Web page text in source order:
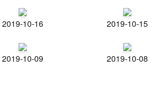
2019-10-16 2019-10-15
2019-10-09 2019-10-08